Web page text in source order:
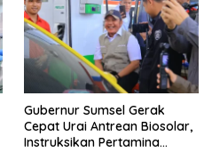
Gubernur Sumsel Gerak
Cepat Urai Antrean Biosolar,
Instruksikan Pertamina